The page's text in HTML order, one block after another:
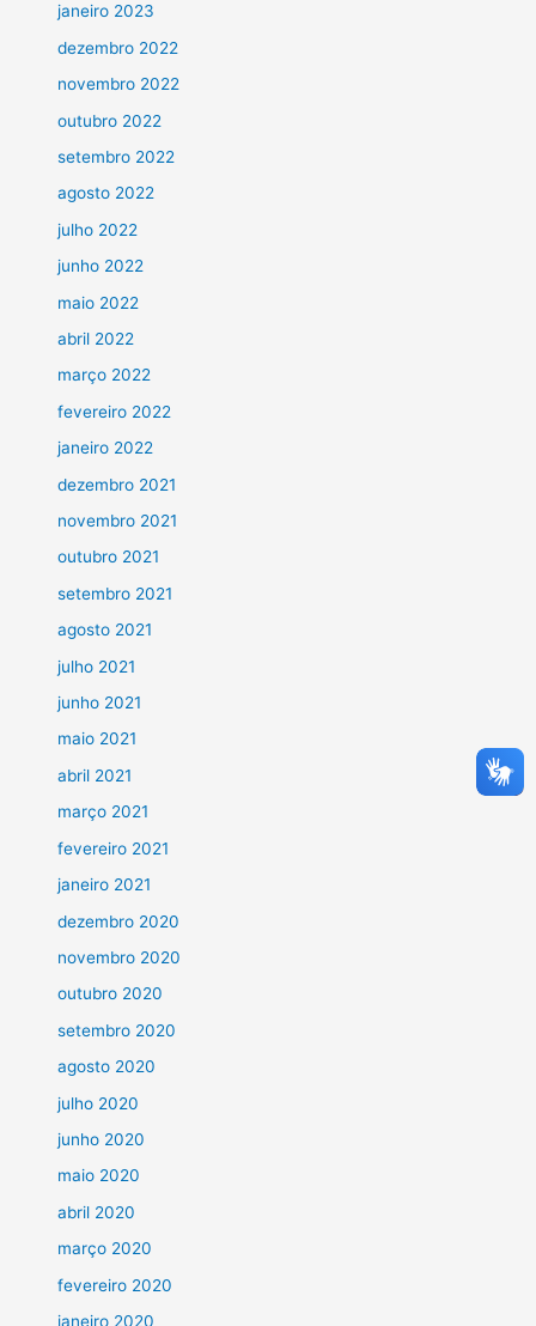
janeiro 2023
dezembro 2022
novembro 2022
outubro 2022
setembro 2022
agosto 2022
julho 2022
junho 2022
maio 2022
abril 2022
março 2022
fevereiro 2022
janeiro 2022
dezembro 2021
novembro 2021
outubro 2021
setembro 2021
agosto 2021
julho 2021
junho 2021
maio 2021
abril 2021
março 2021
fevereiro 2021
janeiro 2021
dezembro 2020
novembro 2020
outubro 2020
setembro 2020
agosto 2020
julho 2020
junho 2020
maio 2020
abril 2020
março 2020
fevereiro 2020
janeiro 2020